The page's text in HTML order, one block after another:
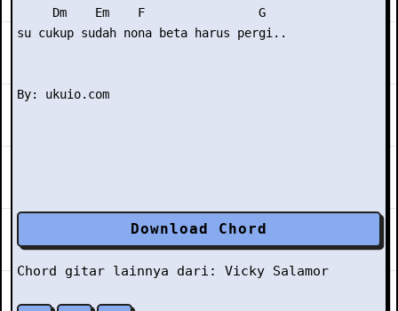
     Dm    Em    F                G
su cukup sudah nona beta harus pergi..
Download Chord
Chord gitar lainnya dari: Vicky Salamor